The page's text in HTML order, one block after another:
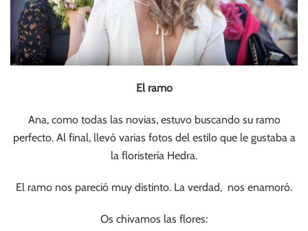
El ramo
Ana, como todas las novias, estuvo buscando su ramo
perfecto. Al final, llevó varias fotos del estilo que le gustaba a
la floristería Hedra.
El ramo nos pareció muy distinto. La verdad, nos enamoró.
Os chivamos las flores: